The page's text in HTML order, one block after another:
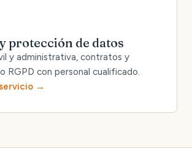
protección de datos
y administrativa, contratos y
RGPD con personal cualificado.